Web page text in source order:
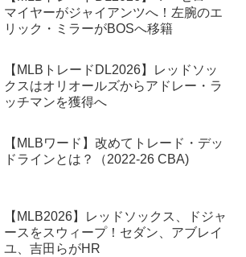
マイヤーがジャイアンツへ！左腕のエ
リック・ミラーがBOSへ移籍
【MLBトレードDL2026】レッドソッ
クスはオリオールズからアドレー・ラ
ッチマンを獲得へ
【MLBワード】改めてトレード・デッ
ドラインとは？（2022-26 CBA)
【MLB2026】レッドソックス、ドジャ
ースをスウィープ！セダン、アブレイ
ユ、吉田らがHR